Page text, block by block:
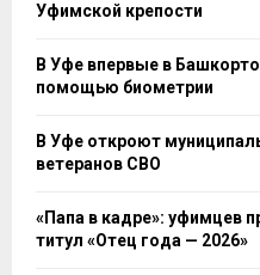
Уфимской крепости
В Уфе впервые в
помощью биометрии
В Уфе откроют
ветеранов СВО
«Папа в кадре»: уфимцев
титул «Отец года — 2026»